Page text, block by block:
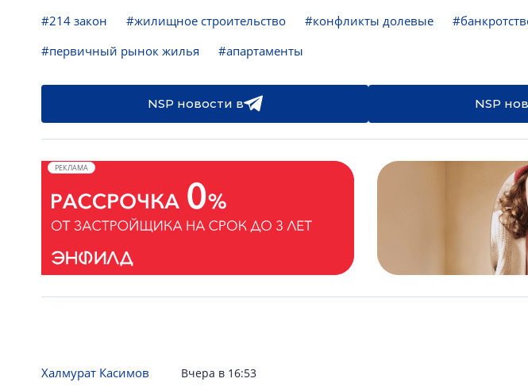
#214 закон #жилищное строительство #конфликты долевые
#первичный рынок жилья
#апартаменты
NSP новости в NSP
РЕКЛАМА
Халмурат Касимов Вчера в 16:53